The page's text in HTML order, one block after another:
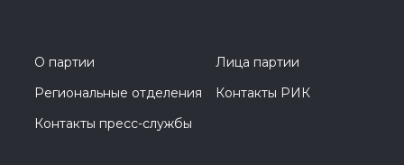
О партии
Лица партии
Региональные отделения
Контакты РИК
Контакты пресс-службы